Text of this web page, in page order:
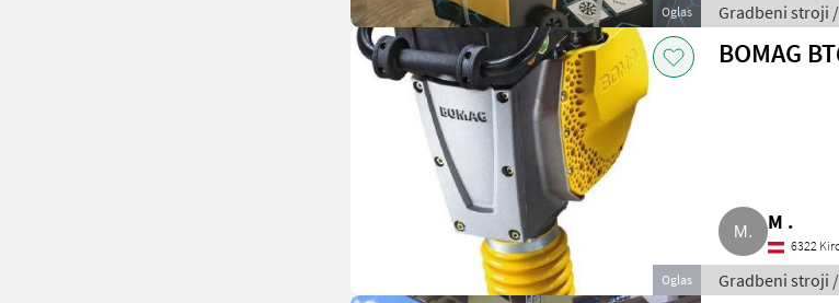
Oglas Gradbeni stroji
Oglas
BOMAG
M .
6322
Gradbeni stroji